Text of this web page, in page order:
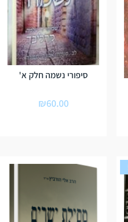
סיפורי נשמה חלק א'
₪60.00